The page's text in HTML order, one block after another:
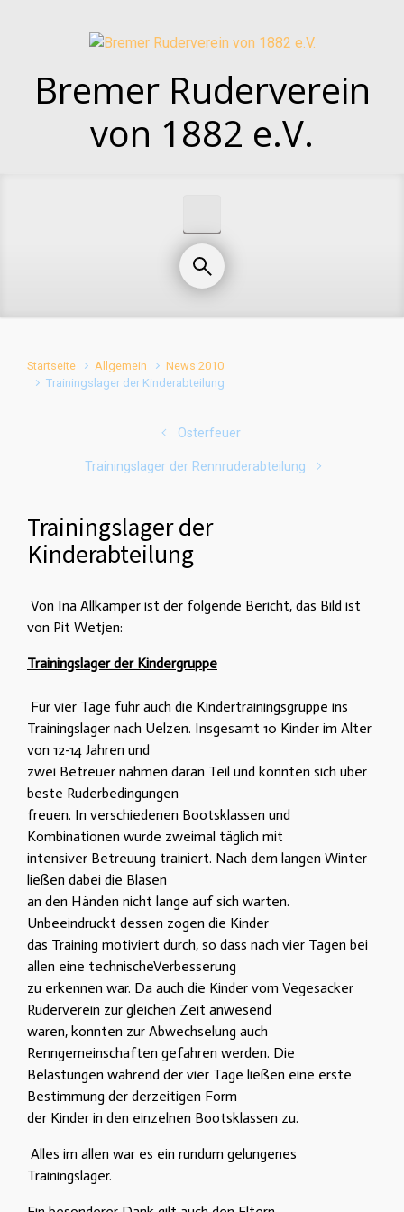
Bremer Ruderverein
von 1882 e.V.
Startseite Allgemein
News 2010
Trainingslager der Kinderabteilung
Osterfeuer
Trainingslager der Rennruderabteilung
Trainingslager der
Kinderabteilung
Von Ina Allkämper ist der folgende Bericht, das Bild ist
von Pit Wetjen:
Trainingslager der Kindergruppe
Für vier Tage fuhr auch die Kindertrainingsgruppe ins
Trainingslager nach Uelzen. Insgesamt 10 Kinder im Alter
von 12-14 Jahren und
zwei Betreuer nahmen daran Teil und konnten sich über
beste Ruderbedingungen
freuen. In verschiedenen Bootsklassen und
Kombinationen wurde zweimal täglich mit
intensiver Betreuung trainiert. Nach dem langen Winter
ließen dabei die Blasen
an den Händen nicht lange auf sich warten.
Unbeeindruckt dessen zogen die Kinder
das Training motiviert durch, so dass nach vier Tagen bei
allen eine technischeVerbesserung
zu erkennen war. Da auch die Kinder vom Vegesacker
Ruderverein zur gleichen Zeit anwesend
waren, konnten zur Abwechselung auch
Renngemeinschaften gefahren werden. Die
Belastungen während der vier Tage ließen eine erste
Bestimmung der derzeitigen Form
der Kinder in den einzelnen Bootsklassen zu.
Alles im allen war es ein rundum gelungenes
Trainingslager.